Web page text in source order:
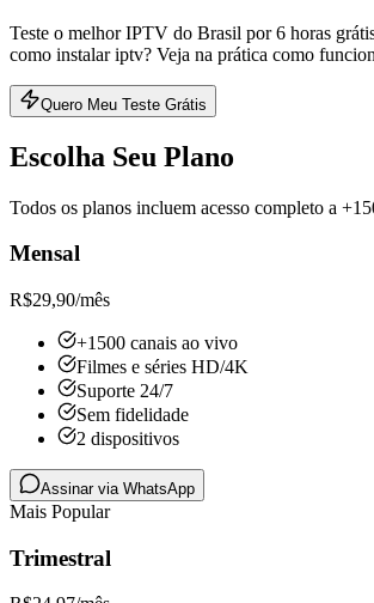
Teste o melhor IPTV do Brasil por 6 horas
como instalar iptv? Veja na prática como
Quero Meu Teste Grátis
Escolha Seu Plano
Todos os planos incluem acesso completo a
Mensal
R$29,90/mês
+1500 canais ao vivo
Filmes e séries HD/4K
Suporte 24/7
Sem fidelidade
2 dispositivos
Assinar via WhatsApp
Mais Popular
Trimestral